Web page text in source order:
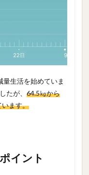
生活を始めていま
たが、 64.5㎏から
います。
イント